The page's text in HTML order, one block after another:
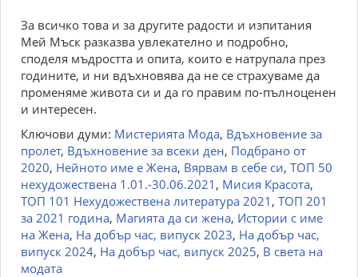
За всичко това и за другите радости и изпитания
Мей Мъск разказва увлекателно и подробно,
споделя мъдростта и опита, които е натрупала през
годините, и ни вдъхновява да не се страхуваме да
променяме живота си и да го правим по-пълноценен
и интересен.
Ключови думи: Мистерията Мода, Вдъхновение за
пролет, Вдъхновение за всеки ден, Подбрано от
2020, Нейното име е Жена, Вярвам в себе си, ТОП 50
нехудожествена 1.01.-30.06.2021 , Мисия Красота,
ТОП 101 Нехудожествена литература 2021 , ТОП 201
за 2021 година, Магията да си жена, Истории с име
на Жена, На добър час, випуск 2023, На добър час,
випуск 2024, На добър час, випуск 2025, В света на
модата